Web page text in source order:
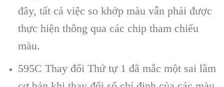
đây, tất cả việc so khớp màu vẫn phải được
thực hiện thông qua các chip tham chiếu
màu.
595C Thay đổi Thứ tự 1 đã mắc một sai lầm